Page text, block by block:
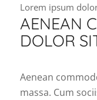
Lorem ipsum
AENEAN
DOLOR
Aenean
massa. Cum